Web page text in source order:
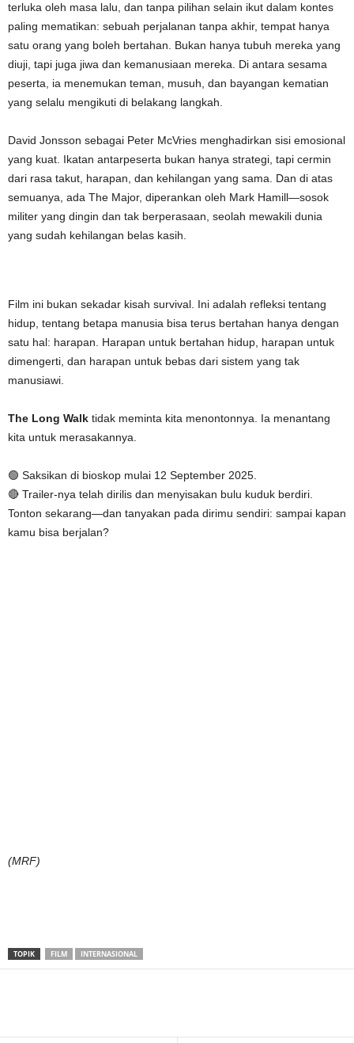
terluka oleh masa lalu, dan tanpa pilihan selain ikut dalam kontes
paling mematikan: sebuah perjalanan tanpa akhir, tempat hanya
satu orang yang boleh bertahan. Bukan hanya tubuh mereka yang
diuji, tapi juga jiwa dan kemanusiaan mereka. Di antara sesama
peserta, ia menemukan teman, musuh, dan bayangan kematian
yang selalu mengikuti di belakang langkah.
David Jonsson sebagai Peter McVries menghadirkan sisi emosional
yang kuat. Ikatan antarpeserta bukan hanya strategi, tapi cermin
dari rasa takut, harapan, dan kehilangan yang sama. Dan di atas
semuanya, ada The Major, diperankan oleh Mark Hamill—sosok
militer yang dingin dan tak berperasaan, seolah mewakili dunia
yang sudah kehilangan belas kasih.
Film ini bukan sekadar kisah survival. Ini adalah refleksi tentang
hidup, tentang betapa manusia bisa terus bertahan hanya dengan
satu hal: harapan. Harapan untuk bertahan hidup, harapan untuk
dimengerti, dan harapan untuk bebas dari sistem yang tak
manusiawi.
The Long Walk tidak meminta kita menontonnya. Ia menantang
kita untuk merasakannya.
🟢 Saksikan di bioskop mulai 12 September 2025.
🔴 Trailer-nya telah dirilis dan menyisakan bulu kuduk berdiri.
Tonton sekarang—dan tanyakan pada dirimu sendiri: sampai kapan
kamu bisa berjalan?
(MRF)
TOPIK FILM INTERNASIONAL